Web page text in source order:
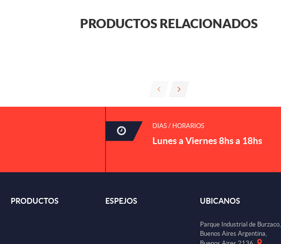
PRODUCTOS RELACIONADOS
DIAS / HORARIOS
Lunes a Viernes 8hs a 18hs
PRODUCTOS ESPEJOS UBICANOS
Parque Industrial de Burzaco,
Buenos Aires Argentina,